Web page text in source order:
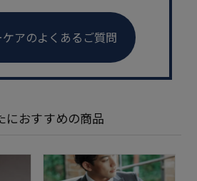
アのよくあるご質問
におすすめの商品